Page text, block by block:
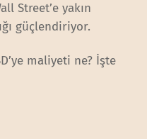
Street’e yakın
güçlendiriyor.
maliyeti ne? İşte